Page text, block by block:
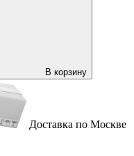
В корзину
Доставка по Москве